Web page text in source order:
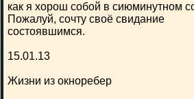
как я хорош собой в сиюминутном
Пожалуй, сочту своё свидание
состоявшимся.
15.01.13
Жизни из окноребер